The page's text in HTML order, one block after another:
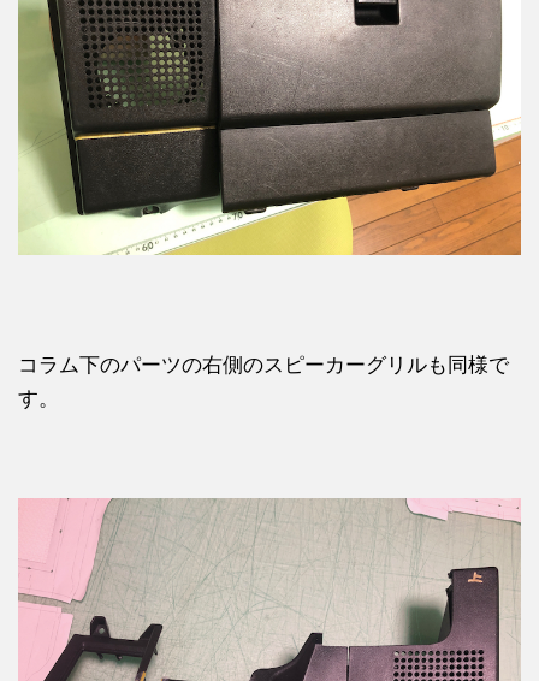
コラム下のパーツの右側のスピーカーグリルも同様で
す。